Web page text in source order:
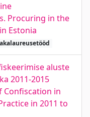
Procuring in the
Estonia
aluste
2011-2015
Confiscation in
in 2011 to